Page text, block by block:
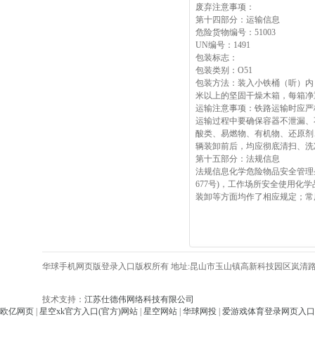
废弃注意事项：
第十四部分：运输信息
危险货物编号：51003
UN编号：1491
包装标志：
包装类别：O51
包装方法：装入小铁桶（听）
米以上的坚固干燥木箱，每箱
运输注意事项：铁路运输时应
运输过程中要确保容器不泄漏
酸类、易燃物、有机物、还原
辆装卸前后，均应彻底清扫、
第十五部分：法规信息
法规信息化学危险物品安全管
677号)，工作场所安全使用化
装卸等方面均作了相应规定；
华球手机网页版登录入口版权所有 地址:昆山市玉山镇高新科技园区岚
技术支持： 江苏仕德伟网络科技有限公司
欧亿网页 星空xk官方入口(官方)网站 星空网站 华球网投 爱游戏体育登录网页入口